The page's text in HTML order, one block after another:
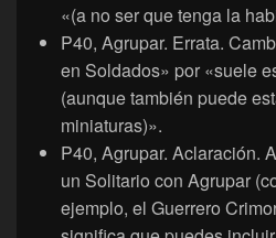
«(a no ser que tenga la
P40, Agrupar. Errata.
en Soldados» por «suele
(aunque también puede
miniaturas)».
P40, Agrupar. Aclaración.
un Solitario con Agrupar
ejemplo, el Guerrero